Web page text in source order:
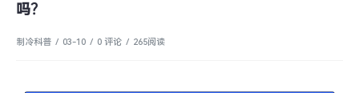
吗？
制冷科普 / 03-10 / 0 评论 / 265阅读